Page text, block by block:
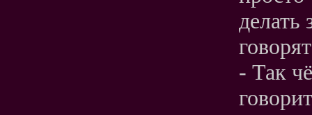
делать
- Так